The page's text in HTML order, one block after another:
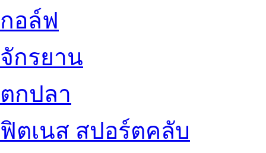
กอล์ฟ
จักรยาน
ตกปลา
ฟิตเนส สปอร์ตคลับ